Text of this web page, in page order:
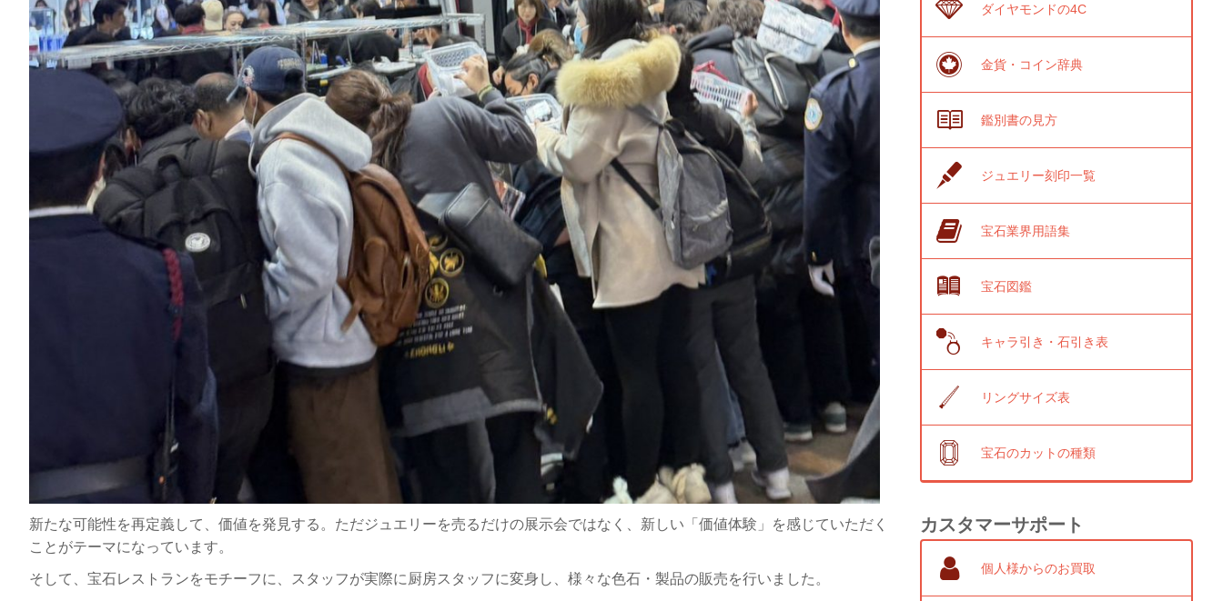
新たな可能性を再定義して、価値を発見する。ただジュエリーを売るだけの展示会ではなく、新しい「価値体験」を感じていただく
ことがテーマになっています。
そして、宝石レストランをモチーフに、スタッフが実際に厨房スタッフに変身し、様々な色石・製品の販売を行いました。
ダイヤモンドの4C
金貨・コイン辞典
鑑別書の見方
ジュエリー刻印一覧
宝石業界用語集
宝石図鑑
キャラ引き・石引き表
リングサイズ表
宝石のカットの種類
カスタマーサポート
個人様からのお買取